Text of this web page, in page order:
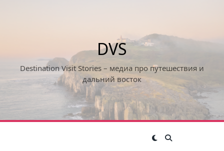
DVS
Destination Visit Stories – медиа про путешествия и
дальний восток